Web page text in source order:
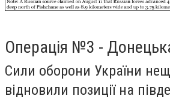
Операція №3 -
Сили оборони України
відновили позиції на